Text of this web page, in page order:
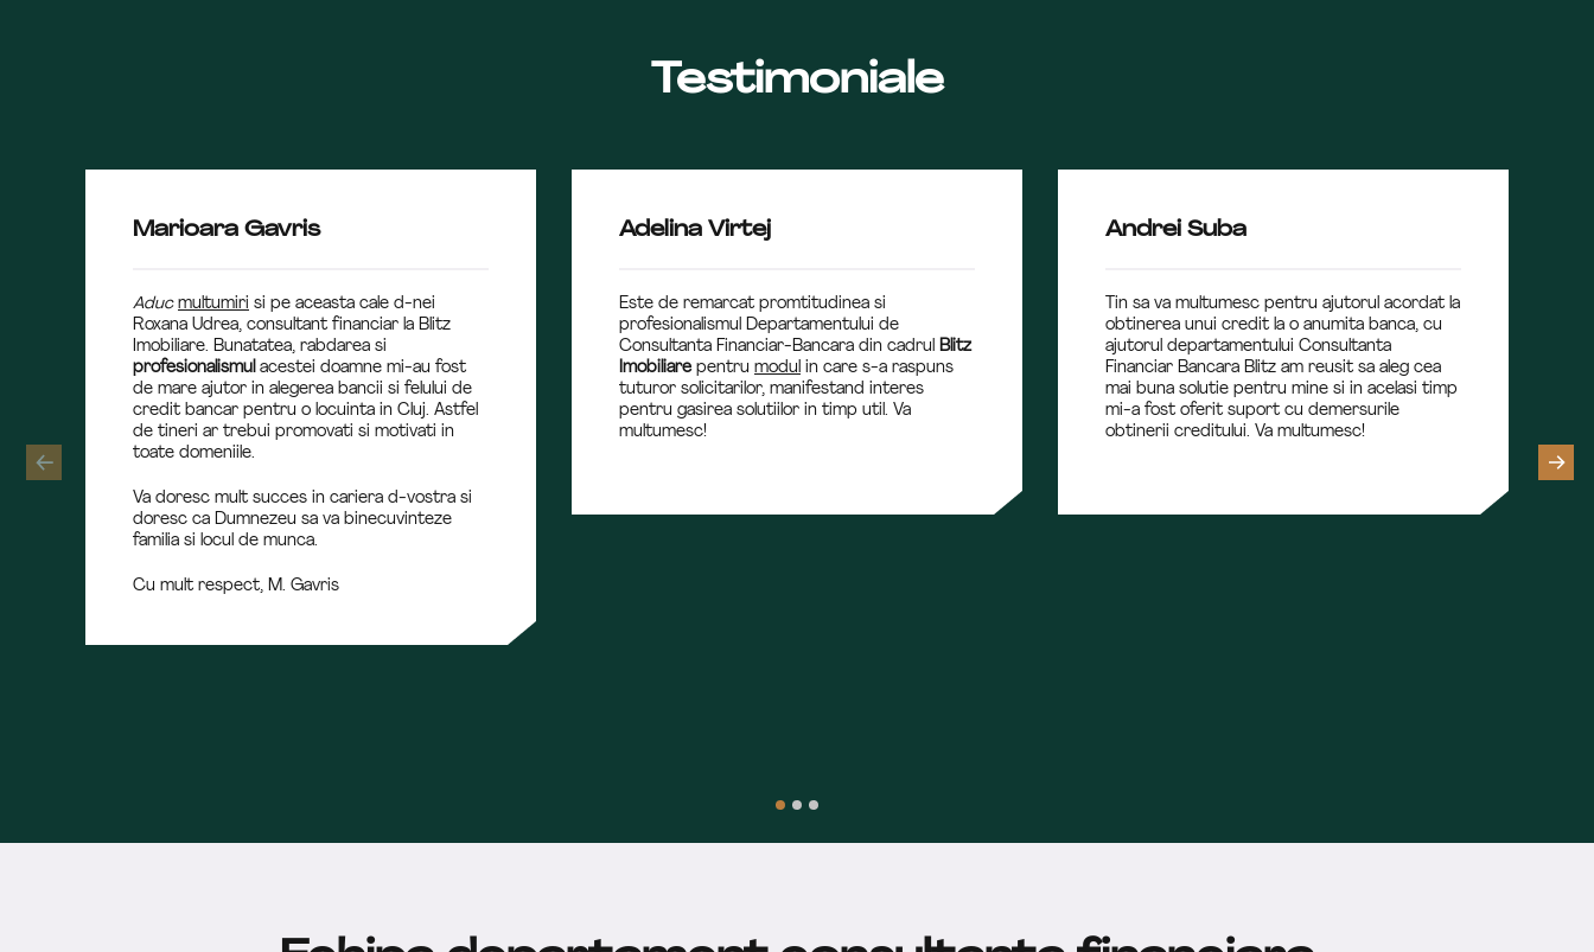
Testimoniale
Marioara Gavris
Aduc multumiri si pe aceasta cale d-nei
Roxana Udrea, consultant financiar la Blitz
Imobiliare. Bunatatea, rabdarea si
profesionalismul acestei doamne mi-au fost
de mare ajutor in alegerea bancii si felului de
credit bancar pentru o locuinta in Cluj. Astfel
de tineri ar trebui promovati si motivati in
toate domeniile.
Va doresc mult succes in cariera d-vostra si
doresc ca Dumnezeu sa va binecuvinteze
familia si locul de munca.
Cu mult respect, M. Gavris
Adelina Virtej
Este de remarcat promtitudinea si
profesionalismul Departamentului de
Consultanta Financiar-Bancara din cadrul Blitz
Imobiliare pentru modul in care s-a raspuns
tuturor solicitarilor, manifestand interes
pentru gasirea solutiilor in timp util. Va
multumesc!
Andrei Suba
Tin sa va multumesc pentru ajutorul acordat la
obtinerea unui credit la o anumita banca, cu
ajutorul departamentului Consultanta
Financiar Bancara Blitz am reusit sa aleg cea
mai buna solutie pentru mine si in acelasi timp
mi-a fost oferit suport cu demersurile
obtinerii creditului. Va multumesc!